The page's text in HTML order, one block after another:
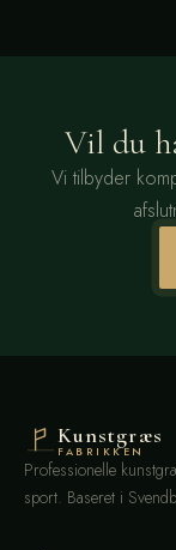
Vil du
Vi tilbyder
Kunstgræs
FABRIKKEN
Professionelle
sport. Baseret i